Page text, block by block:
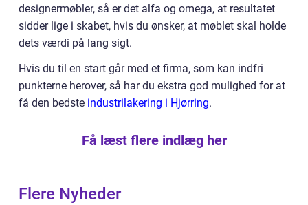
designermøbler, så er det alfa og omega, at resultatet
sidder lige i skabet, hvis du ønsker, at møblet skal holde
dets værdi på lang sigt.
Hvis du til en start går med et firma, som kan indfri
punkterne herover, så har du ekstra god mulighed for at
få den bedste industrilakering i Hjørring.
Få læst flere indlæg her
Flere Nyheder